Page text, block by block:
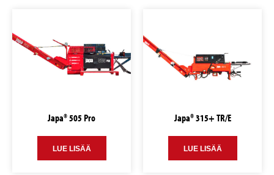
Japa® 505 Pro
LUE LISÄÄ
Japa® 315+ TR/E
LUE LISÄÄ